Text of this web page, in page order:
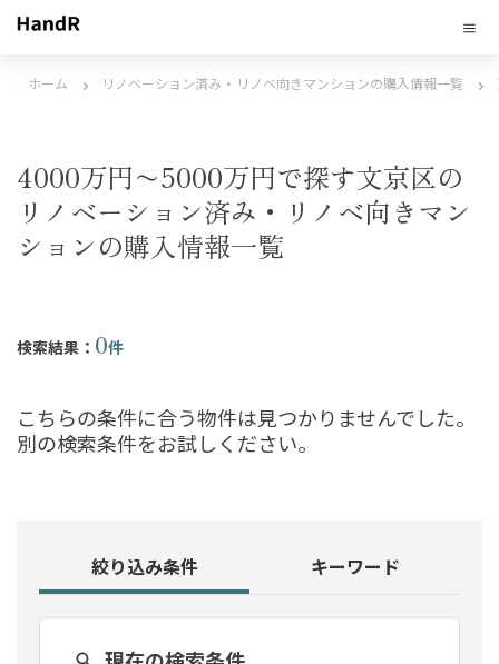
ホーム リノベーション済み・リノベ向きマンションの購入情報一覧
4000万円〜5000万円で探す文京区の
リノベーション済み・リノベ向きマン
ションの購入情報一覧
検索結果： 0件
こちらの条件に合う物件は見つかりませんでした。
別の検索条件をお試しください。
絞り込み条件 キーワード